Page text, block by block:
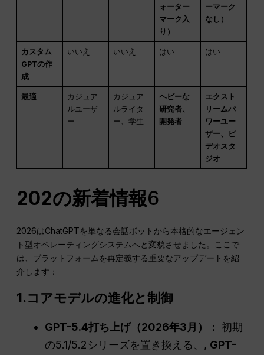
ォーター
マーク入
り）
ーマーク
なし）
カスタム
GPTの作
成
いいえ いいえ はい はい
最適
カジュア
ルユーザ
ー
カジュア
ルライタ
ー、学生
ヘビーな
研究者、
開発者
エクスト
リームパ
ワーユー
ザー、ビ
デオスタ
ジオ
202の新着情報6
2026はChatGPTを単なる会話ボットから本格的なエージェン
ト型オペレーティングシステムへと変貌させました。ここで
は、プラットフォームを再定義する重要なアップデートを紹
介します：
1.コアモデルの進化と制御
GPT-5.4打ち上げ（2026年3月）： 初期
の5.1/5.2シリーズを置き換える、, GPT-